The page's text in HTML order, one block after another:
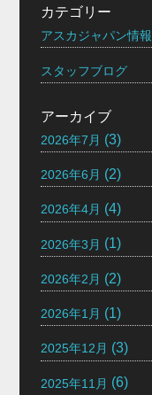
カテゴリー
アスカジャパン情報
スタッフブログ
アーカイブ
2026年7月 (3)
2026年6月 (2)
2026年4月 (4)
2026年3月 (1)
2026年2月 (2)
2026年1月 (1)
2025年12月 (3)
2025年11月 (6)